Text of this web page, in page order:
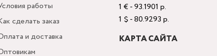
работы
сделать заказ
и доставка
1 € - 93.1901 р.
1 $ - 80.9293 р.
КАРТА САЙТА